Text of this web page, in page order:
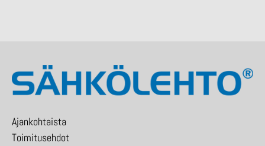
Ajankohtaista
Toimitusehdot